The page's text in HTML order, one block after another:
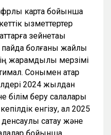
карта бойынша
қызметтертер
зейнетақы
пайда болғаны жайлы
жарамдылық мерзімі
Сонымен қатар
2024 жылдан
білім беру салалары
енгізу, ал 2025
сақтау және